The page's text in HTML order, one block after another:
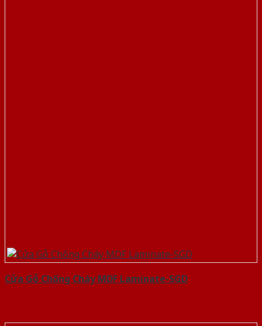
Cửa Gỗ Chống Cháy MDF Laminate-SGD